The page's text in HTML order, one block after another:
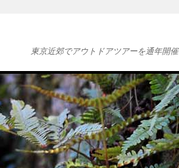
東京近郊でアウトドアツアーを通年開催